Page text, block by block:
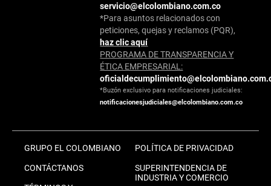
servicio@elcolombiano.com.co
*Para asuntos relacionados con
peticiones, quejas y reclamos (PQR),
haz clic aquí
PROGRAMA DE TRANSPARENCIA Y
ÉTICA EMPRESARIAL:
*Buzón exclusivo para notificaciones judiciales:
notificacionesjudiciales@elcolombiano.com.co
GRUPO EL COLOMBIANO
CONTÁCTANOS
POLÍTICA DE PRIVACIDAD
SUPERINTENDENCIA DE
INDUSTRIA Y COMERCIO